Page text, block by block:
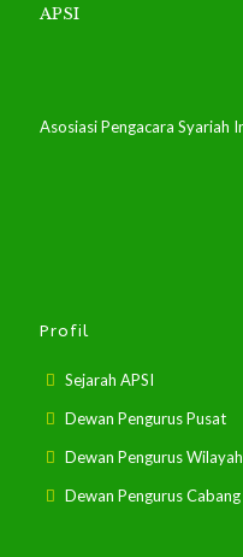
APSI
Asosiasi Pengacara Syariah
Profil
Sejarah APSI
Dewan Pengurus Pusat
Dewan Pengurus Wilayah
Dewan Pengurus Cabang